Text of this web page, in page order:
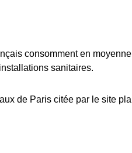
consomment en
sanitaires.
de Paris citée par le site